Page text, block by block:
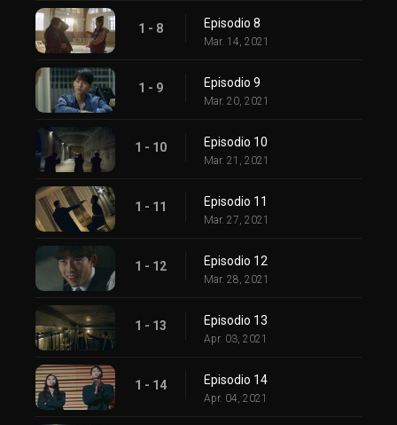
1 - 8 Episodio 8
Mar. 14, 2021
1 - 9 Episodio 9
Mar. 20, 2021
1 - 10 Episodio 10
Mar. 21, 2021
1 - 11 Episodio 11
Mar. 27, 2021
1 - 12 Episodio 12
Mar. 28, 2021
1 - 13 Episodio 13
Apr. 03, 2021
1 - 14 Episodio 14
Apr. 04, 2021